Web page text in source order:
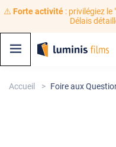
⚠️ Forte activité: privilégiez le
Délais
Accueil Foire aux